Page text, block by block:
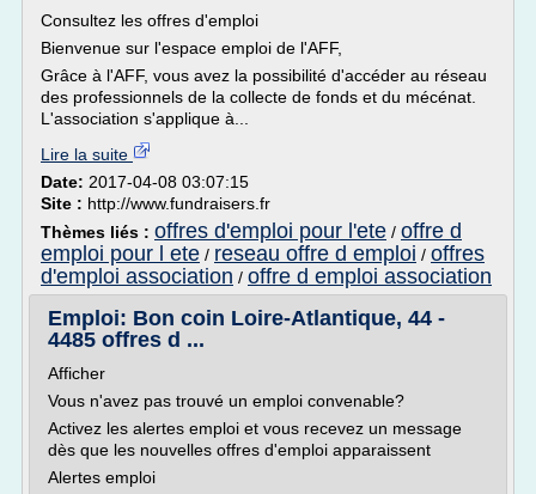
Consultez les offres d'emploi
Bienvenue sur l'espace emploi de l'AFF,
Grâce à l'AFF, vous avez la possibilité d'accéder au réseau
des professionnels de la collecte de fonds et du mécénat.
L'association s'applique à...
Lire la suite
Date: 2017-04-08 03:07:15
Site : http://www.fundraisers.fr
Thèmes liés : offres d'emploi pour l'ete / offre d
emploi pour l ete / reseau offre d emploi / offres
d'emploi association / offre d emploi association
Emploi: Bon coin Loire-Atlantique, 44 -
4485 offres d ...
Afficher
Vous n'avez pas trouvé un emploi convenable?
Activez les alertes emploi et vous recevez un message
dès que les nouvelles offres d'emploi apparaissent
Alertes emploi